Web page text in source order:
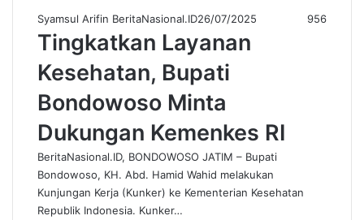
Syamsul Arifin BeritaNasional.ID26/07/2025 956
Tingkatkan Layanan
Kesehatan, Bupati
Bondowoso Minta
Dukungan Kemenkes RI
BeritaNasional.ID, BONDOWOSO JATIM – Bupati
Bondowoso, KH. Abd. Hamid Wahid melakukan
Kunjungan Kerja (Kunker) ke Kementerian Kesehatan
Republik Indonesia. Kunker…